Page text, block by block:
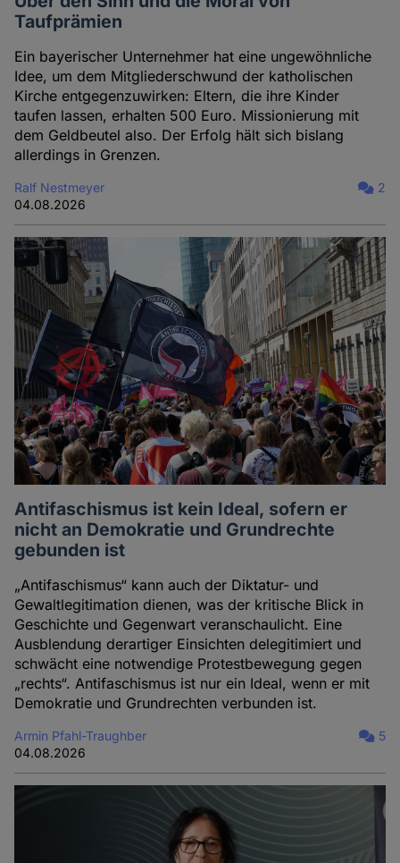
Taufprämien
Ein bayerischer Unternehmer hat eine ungewöhnliche
Idee, um dem Mitgliederschwund der katholischen
Kirche entgegenzuwirken: Eltern, die ihre Kinder
taufen lassen, erhalten 500 Euro. Missionierung mit
dem Geldbeutel also. Der Erfolg hält sich bislang
allerdings in Grenzen.
Ralf Nestmeyer
04.08.2026
2
Antifaschismus ist kein Ideal, sofern er
nicht an Demokratie und Grundrechte
gebunden ist
„Antifaschismus“ kann auch der Diktatur- und
Gewaltlegitimation dienen, was der kritische Blick in
Geschichte und Gegenwart veranschaulicht. Eine
Ausblendung derartiger Einsichten delegitimiert und
schwächt eine notwendige Protestbewegung gegen
„rechts“. Antifaschismus ist nur ein Ideal, wenn er mit
Demokratie und Grundrechten verbunden ist.
Armin Pfahl-Traughber
04.08.2026
5